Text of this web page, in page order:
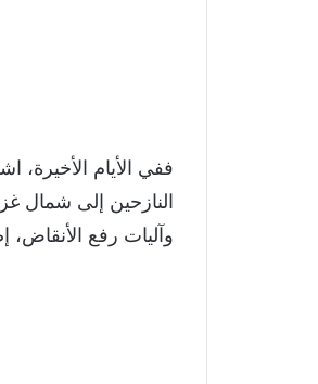
ففي الأيام
النازحين إلى شمال
وآليات رفع الأنقاض،